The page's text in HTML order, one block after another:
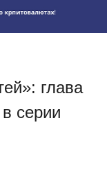
глава
серии